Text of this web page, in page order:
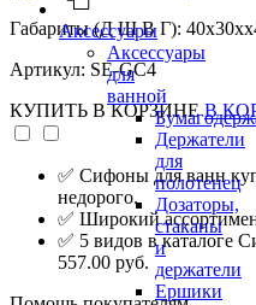
Аксессуары
Аксессуары
для
ванной
Держатели
для
полотенец
Дозаторы,
стаканы
и
держатели
Ершики
Габариты (Д Ш В Г):
Артикул: SE-GC4
КУПИТЬ В КОРЗИНЕ В
✅ Сифоны для ванн
недорого.
✅ Широкий
✅ 5 видов в каталоге
557.00 руб.